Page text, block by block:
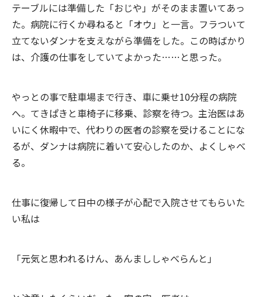
テーブルには準備した「おじや」がそのまま置いてあっ
た。病院に行くか尋ねると「オウ」と一言。フラついて
立てないダンナを支えながら準備をした。この時ばかり
は、介護の仕事をしていてよかった……と思った。
やっとの事で駐車場まで行き、車に乗せ10分程の病院
へ。てきぱきと車椅子に移乗、診察を待つ。主治医はあ
いにく休暇中で、代わりの医者の診察を受けることにな
るが、ダンナは病院に着いて安心したのか、よくしゃべ
る。
仕事に復帰して日中の様子が心配で入院させてもらいた
い私は
「元気と思われるけん、あんまししゃべらんと」